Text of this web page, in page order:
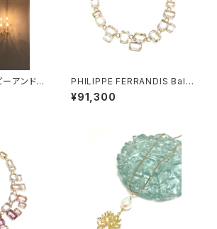
アンドデ
ックレ
PHILIPPE FERRANDIS Balé
ares ネックレス #2
¥91,300